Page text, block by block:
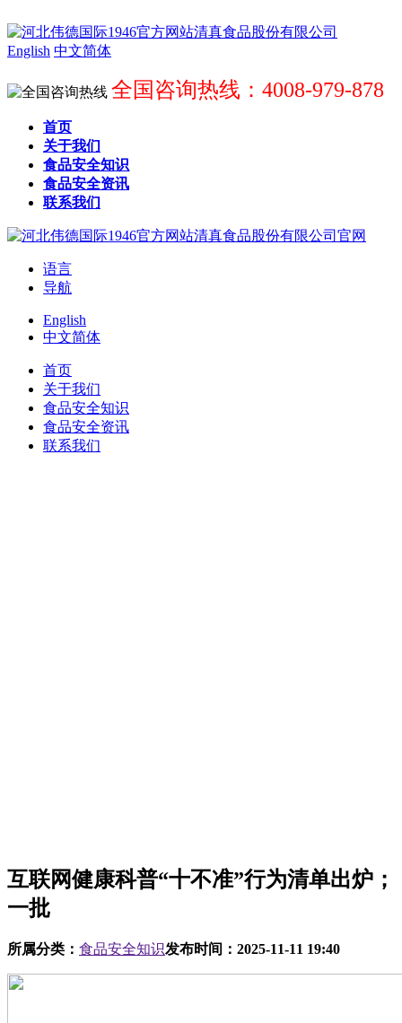
English 中文简体
全国咨询热线：4008-979-878
首页
关于我们
食品安全知识
食品安全资讯
联系我们
语言
导航
English
中文简体
首页
关于我们
食品安全知识
食品安全资讯
联系我们
互联网健康科普“十不准”行为清单出炉；
一批
所属分类： 食品安全知识发布时间： 2025-11-11 19:40